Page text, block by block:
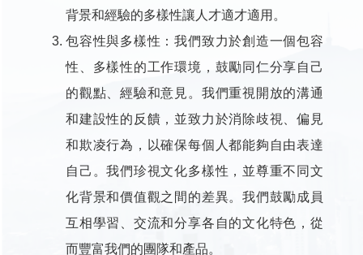
背景和經驗的多樣性讓人才適才適用。
包容性與多樣性：我們致力於創造一個包容
性、多樣性的工作環境，鼓勵同仁分享自己
的觀點、經驗和意見。我們重視開放的溝通
和建設性的反饋，並致力於消除歧視、偏見
和欺凌行為，以確保每個人都能夠自由表達
自己。我們珍視文化多樣性，並尊重不同文
化背景和價值觀之間的差異。我們鼓勵成員
互相學習、交流和分享各自的文化特色，從
而豐富我們的團隊和產品。